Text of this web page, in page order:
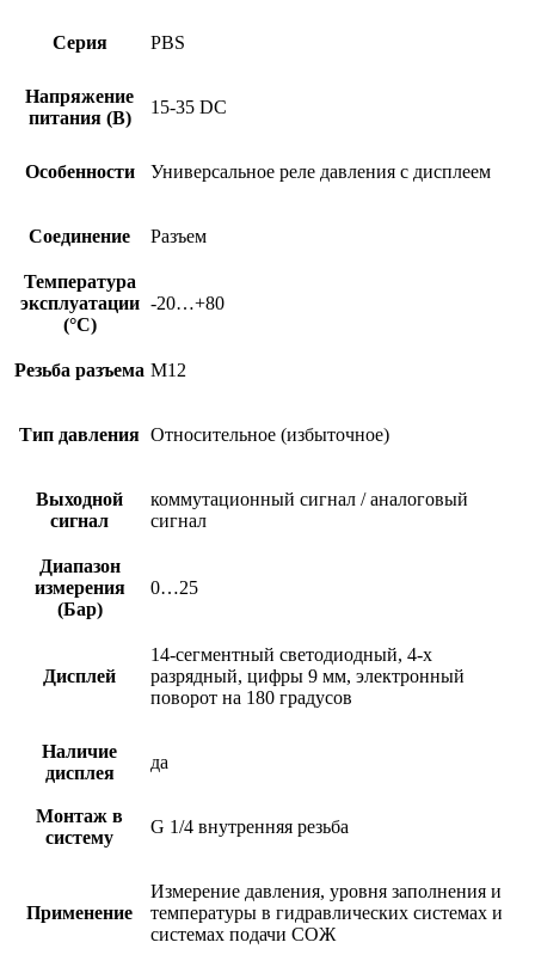
Серия PBS
Напряжение
питания (В)
15-35 DC
Особенности Универсальное реле давления с дисплеем
Соединение Разъем
Температура
эксплуатации
(°C)
-20…+80
Резьба разъема M12
Тип давления Относительное (избыточное)
Выходной
сигнал
коммутационный сигнал / аналоговый
сигнал
Диапазон
измерения
(Бар)
0…25
Дисплей
14-сегментный светодиодный, 4-х
разрядный, цифры 9 мм, электронный
поворот на 180 градусов
Наличие
дисплея
да
Монтаж в
систему
G 1/4 внутренняя резьба
Применение
Измерение давления, уровня заполнения и
температуры в гидравлических системах и
системах подачи СОЖ